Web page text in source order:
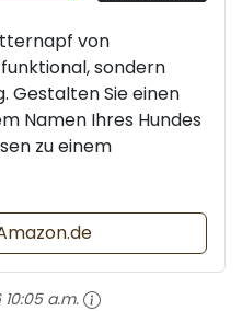
von
sondern
Gestalten Sie einen
Namen Ihres Hundes
zu einem
a.m.